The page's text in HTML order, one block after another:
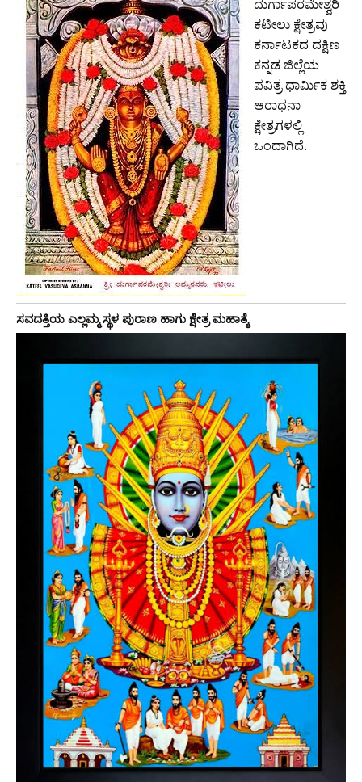
ದುರ್ಗಾಪರಮೇಶ್ವರಿ
ಕಟೀಲು ಕ್ಷೇತ್ರವು
ಕರ್ನಾಟಕದ ದಕ್ಷಿಣ
ಕನ್ನಡ ಜಿಲ್ಲೆಯ
ಪವಿತ್ರ ಧಾರ್ಮಿಕ ಶಕ್ತಿ
ಆರಾಧನಾ
ಕ್ಷೇತ್ರಗಳಲ್ಲಿ
ಒಂದಾಗಿದೆ.
ಸವದತ್ತಿಯ ಎಲ್ಲಮ್ಮ ಸ್ಥಳ ಪುರಾಣ ಹಾಗು ಕ್ಷೇತ್ರ ಮಹಾತ್ಮೆ